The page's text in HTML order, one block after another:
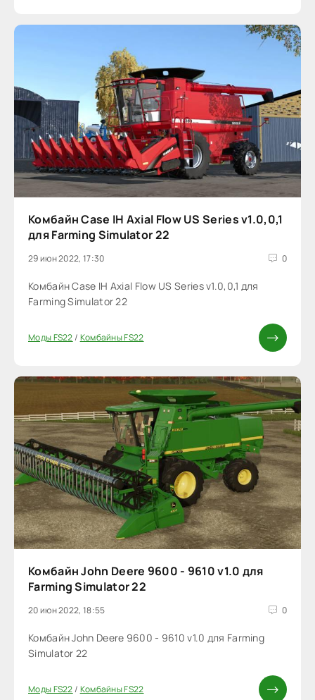
Комбайн Case IH Axial Flow US Series v1.0,0,1
для Farming Simulator 22
29 июн 2022, 17:30 0
Комбайн Case IH Axial Flow US Series v1.0,0,1 для
Farming Simulator 22
Моды FS22/ Комбайны FS22
Комбайн John Deere 9600 - 9610 v1.0 для
Farming Simulator 22
20 июн 2022, 18:55 0
Комбайн John Deere 9600 - 9610 v1.0 для Farming
Simulator 22
Моды FS22/ Комбайны FS22